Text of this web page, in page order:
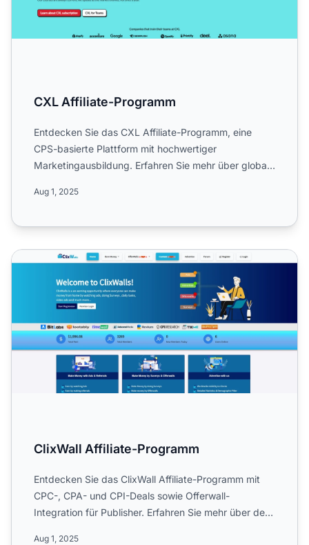
CXL Affiliate-Programm
Entdecken Sie das CXL Affiliate-Programm, eine
CPS-basierte Plattform mit hochwertiger
Marketingausbildung. Erfahren Sie mehr über globale
Aug 1, 2025
ClixWall Affiliate-Programm
ClixWall Affiliate-Programm
Entdecken Sie das ClixWall Affiliate-Programm mit
CPC-, CPA- und CPI-Deals sowie Offerwall-
Integration für Publisher. Erfahren Sie mehr über den
Aug 1, 2025